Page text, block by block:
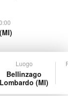
Luogo
Bellinzago
Lombardo (MI)